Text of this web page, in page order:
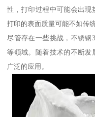
性，打印过程中可能会出现
打印的表面质量可能不如传
尽管存在一些挑战，不锈钢
等领域。随着技术的不断发
广泛的应用。